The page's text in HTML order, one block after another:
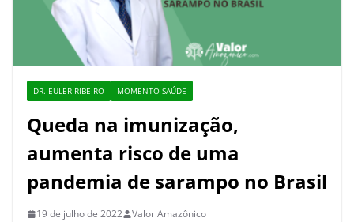
DR. EULER RIBEIRO MOMENTO SAÚDE
Queda na imunização,
aumenta risco de uma
pandemia de sarampo no Brasil
19 de julho de 2022 Valor Amazônico